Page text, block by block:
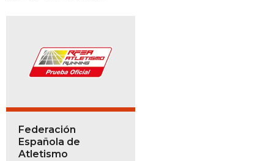
Federación
Española de
Atletismo